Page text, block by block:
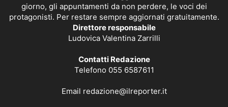
giorno, gli appuntamenti da non perdere, le voci dei
protagonisti. Per restare sempre aggiornati gratuitamente.
Direttore responsabile
Ludovica Valentina Zarrilli
Contatti Redazione
Telefono 055 6587611
Email redazione@ilreporter.it